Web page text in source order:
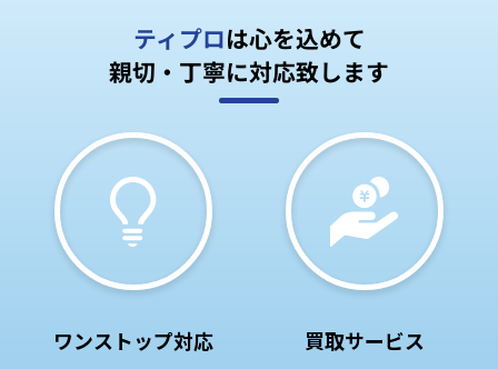
ティプロは心を込めて
親切・丁寧に対応致します
ワンストップ対応 買取サービス